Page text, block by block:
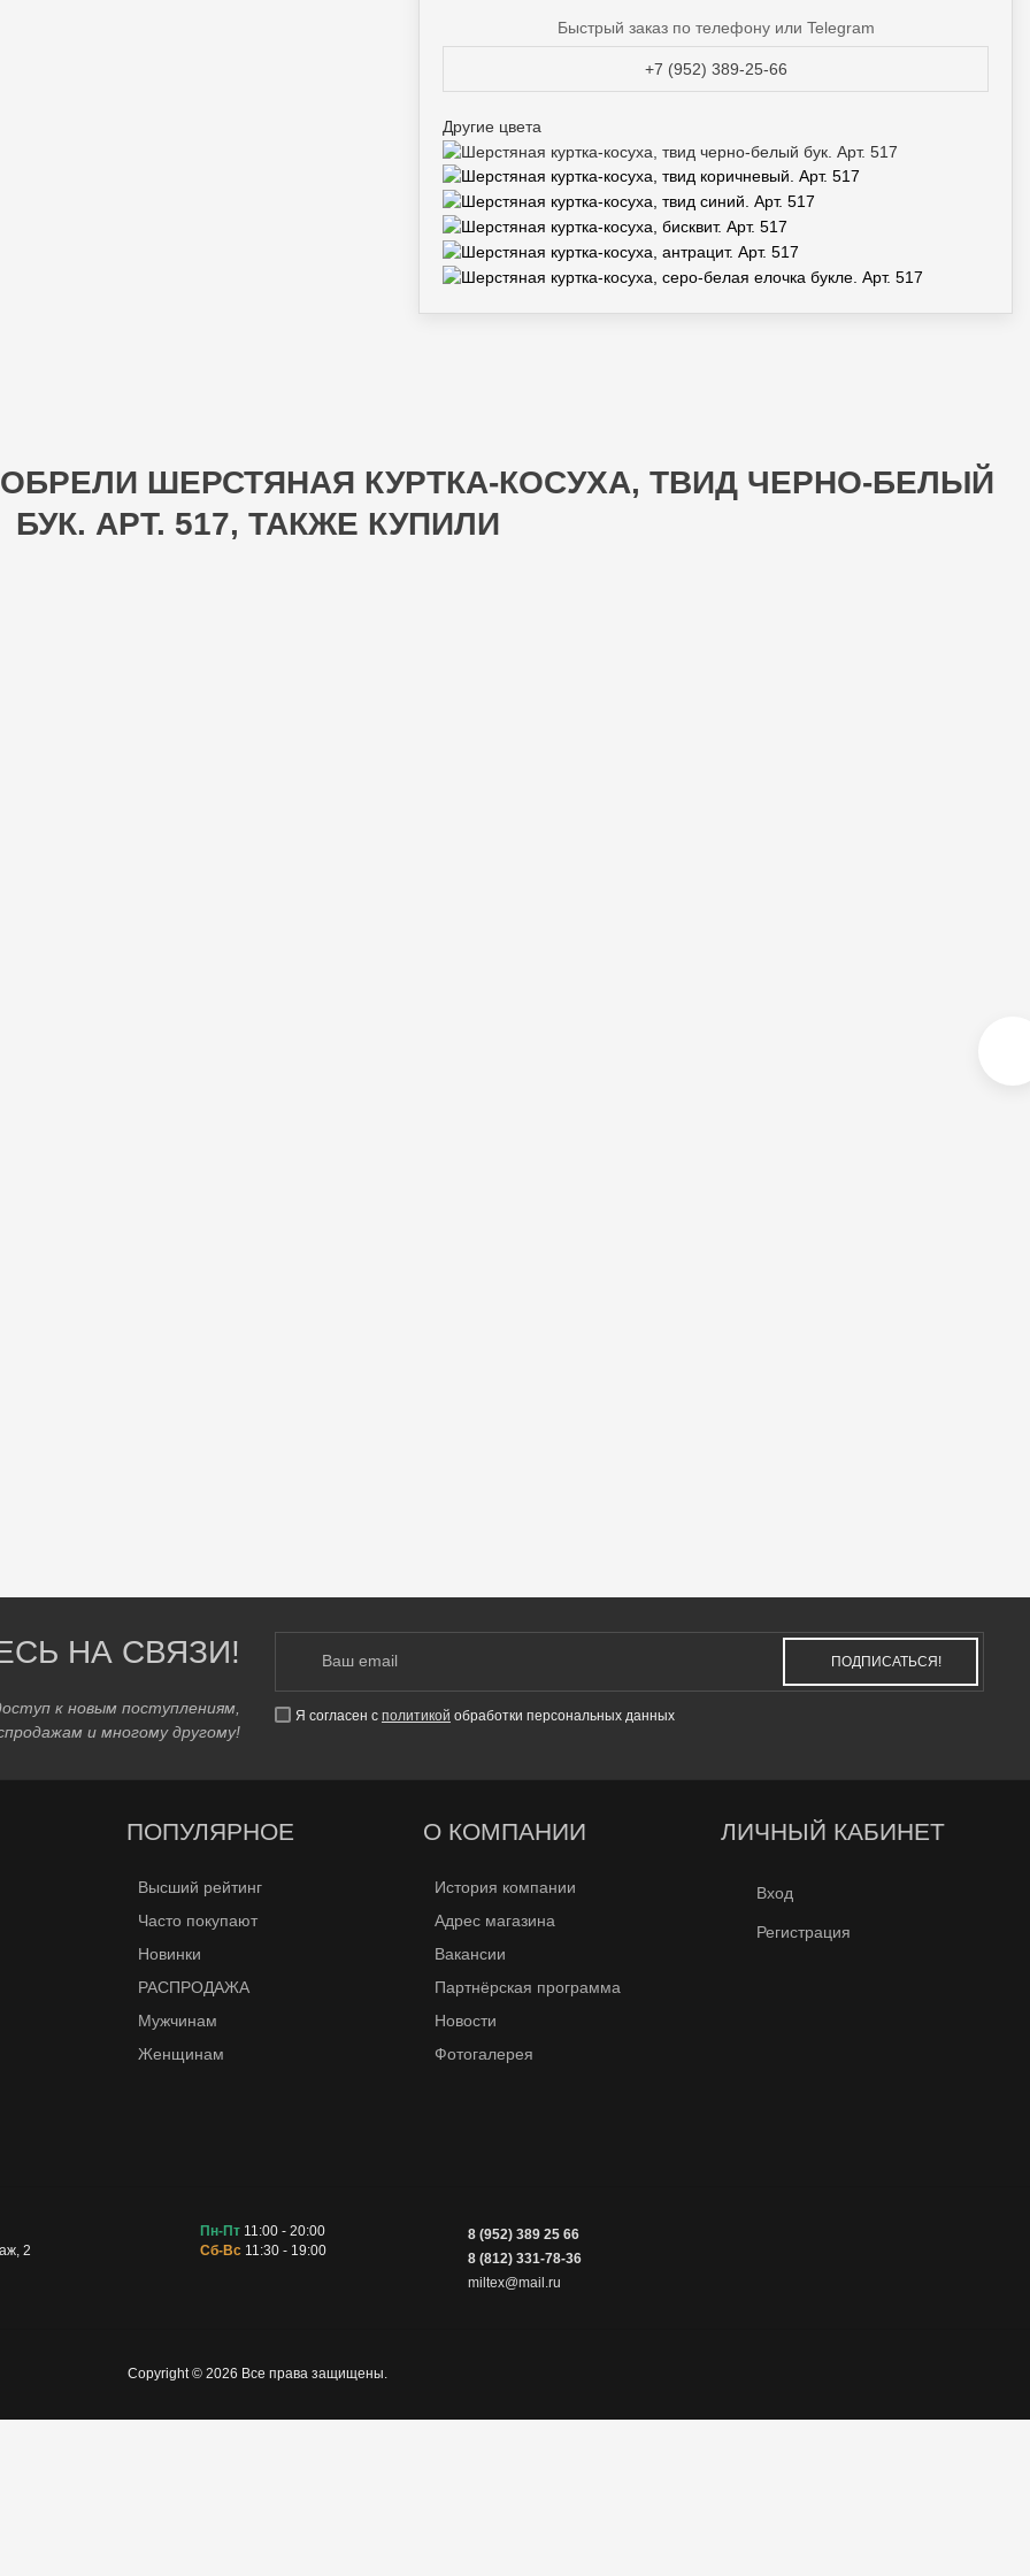
Быстрый заказ по телефону или Telegram
+7 (952) 389-25-66
Другие цвета
ШЕРСТЯНАЯ КУРТКА-КОСУХА, ТВИД ЧЕРНО-БЕЛЫЙ
БУК. АРТ. 517, ТАКЖЕ КУПИЛИ
НА СВЯЗИ!
к новым поступлениям,
и многому другому!
ПОДПИСАТЬСЯ!
Я согласен с политикой обработки персональных данных
ПОПУЛЯРНОЕ
Высший рейтинг
Часто покупают
Новинки
РАСПРОДАЖА
Мужчинам
Женщинам
О КОМПАНИИ
История компании
Адрес магазина
Вакансии
Партнёрская программа
Новости
Фотогалерея
ЛИЧНЫЙ КАБИНЕТ
Вход
Регистрация
2
Пн-Пт 11:00 - 20:00
Сб-Вс 11:30 - 19:00
8 (952) 389 25 66
8 (812) 331-78-36
miltex@mail.ru
Copyright © 2026 Все права защищены.